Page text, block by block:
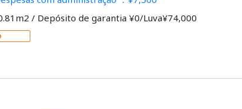
/ Depósito de garantia ¥0/Luva¥74,000